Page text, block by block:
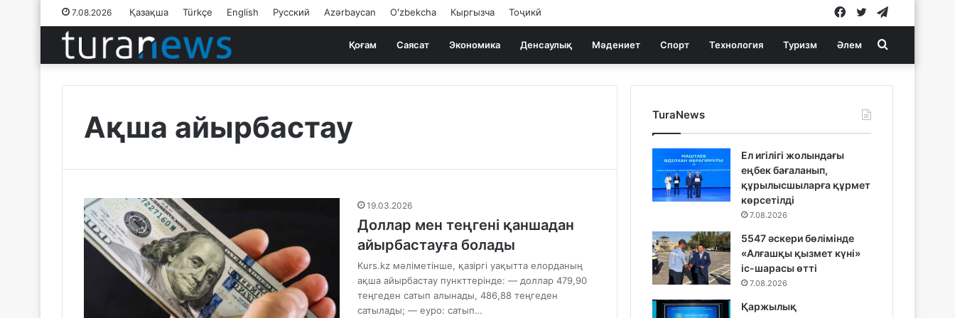
7.08.2026 Қазақша Türkçe English Русский Azərbaycan Oʻzbekcha Кыргызча Тоҷикӣ Twitter
Facebook
Қоғам Саясат Экономика Денсаулық Мәдениет Спорт Технология Туризм Әлем Search
for
Ақша айырбастау
19.03.2026
Доллар мен теңгені қаншадан
айырбастауға болады
Kurs.kz мәліметінше, қазіргі уақытта елорданың
ақша айырбастау пункттерінде: — доллар 479,90
теңгеден сатып алынады, 486,88 теңгеден
сатылады; — еуро: сатып…
TuraNews
Ел игілігі жолындағы
еңбек бағаланып,
құрылысшыларға құрмет
көрсетілді
7.08.2026
5547 әскери бөлімінде
«Алғашқы қызмет күні»
іс-шарасы өтті
7.08.2026
Қаржылық